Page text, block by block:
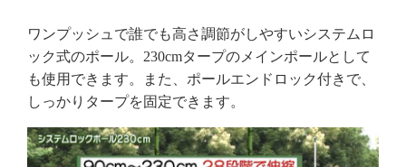
ワンプッシュで誰でも高さ調節がしやすいシステムロ
ック式のポール。230cmタープのメインポールとして
も使用できます。また、ポールエンドロック付きで、
しっかりタープを固定できます。